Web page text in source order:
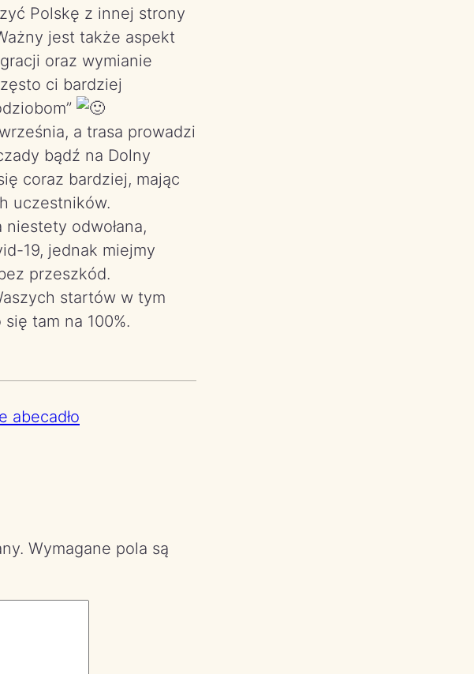
Polskę z innej strony
jest także aspekt
oraz wymianie
ci bardziej
a trasa prowadzi
bądź na Dolny
coraz bardziej, mając
uczestników.
niestety odwołana,
19, jednak miejmy
przeszkód.
startów w tym
tam na 100%.
abecadło
Wymagane pola są